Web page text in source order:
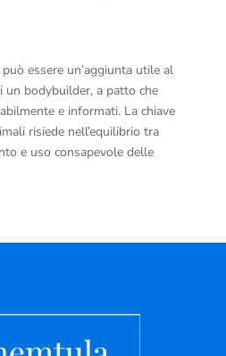
essere un’aggiunta utile al
un bodybuilder, a patto che
e informati. La chiave
risiede nell’equilibrio tra
e uso consapevole delle